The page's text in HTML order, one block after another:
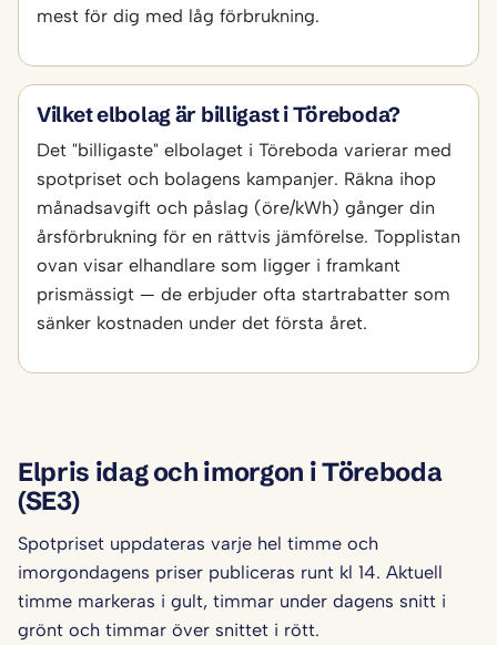
mest för dig med låg förbrukning.
Vilket elbolag är billigast i Töreboda?
Det "billigaste" elbolaget i Töreboda varierar med
spotpriset och bolagens kampanjer. Räkna ihop
månadsavgift och påslag (öre/kWh) gånger din
årsförbrukning för en rättvis jämförelse. Topplistan
ovan visar elhandlare som ligger i framkant
prismässigt — de erbjuder ofta startrabatter som
sänker kostnaden under det första året.
Elpris idag och imorgon i Töreboda
(SE3)
Spotpriset uppdateras varje hel timme och
imorgondagens priser publiceras runt kl 14. Aktuell
timme markeras i gult, timmar under dagens snitt i
grönt och timmar över snittet i rött.